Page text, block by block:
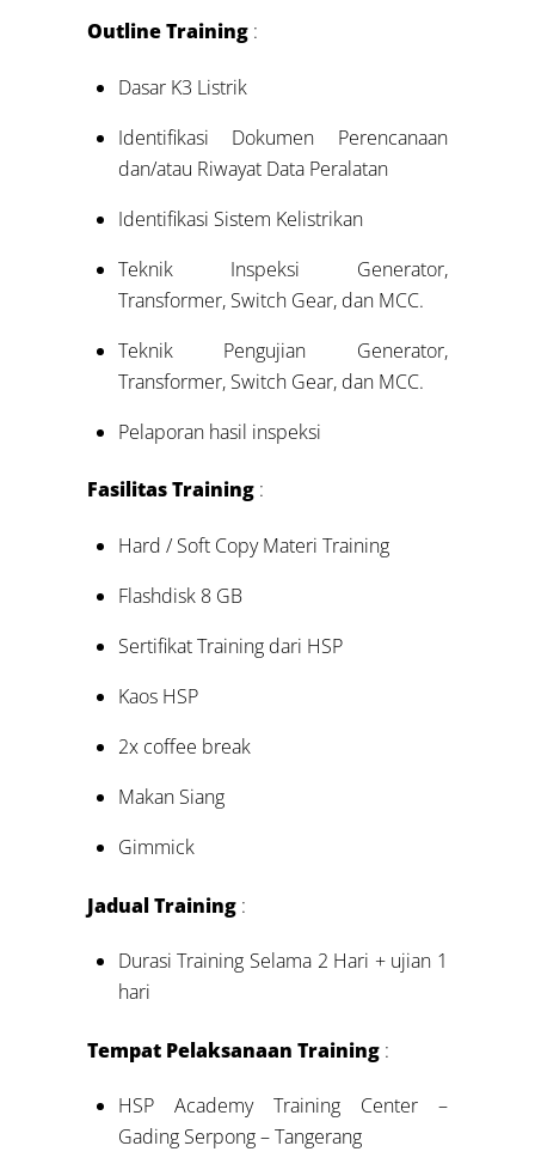
Outline Training :
Dasar K3 Listrik
Identifikasi Dokumen Perencanaan
dan/atau Riwayat Data Peralatan
Identifikasi Sistem Kelistrikan
Teknik Inspeksi Generator,
Transformer, Switch Gear, dan MCC.
Teknik Pengujian Generator,
Transformer, Switch Gear, dan MCC.
Pelaporan hasil inspeksi
Fasilitas Training :
Hard / Soft Copy Materi Training
Flashdisk 8 GB
Sertifikat Training dari HSP
Kaos HSP
2x coffee break
Makan Siang
Gimmick
Jadual Training :
Durasi Training Selama 2 Hari + ujian 1
hari
Tempat Pelaksanaan Training :
HSP Academy Training Center –
Gading Serpong – Tangerang